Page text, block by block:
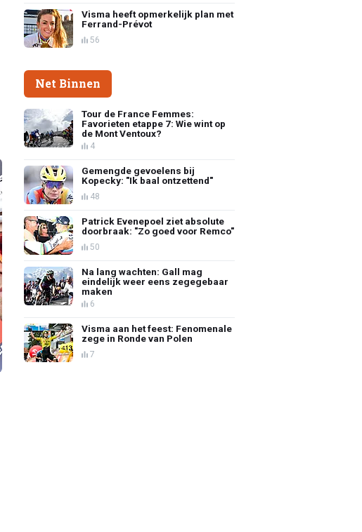
Visma heeft opmerkelijk plan met
Ferrand-Prévot
56
Net Binnen
Tour de France Femmes:
Favorieten etappe 7: Wie wint op
de Mont Ventoux?
4
Gemengde gevoelens bij
Kopecky: "Ik baal ontzettend"
48
Patrick Evenepoel ziet absolute
doorbraak: "Zo goed voor Remco"
50
Na lang wachten: Gall mag
eindelijk weer eens zegegebaar
maken
6
Visma aan het feest: Fenomenale
zege in Ronde van Polen
7